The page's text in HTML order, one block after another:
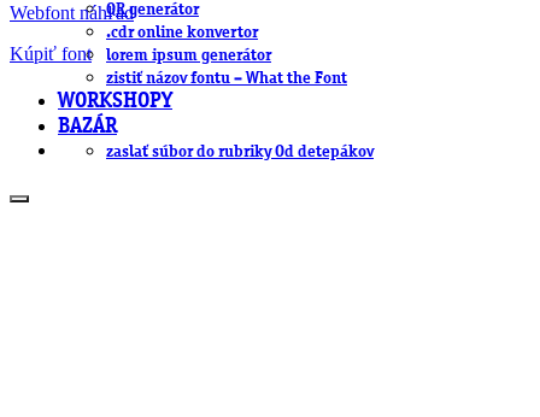
QR generátor
.cdr online konvertor
lorem ipsum generátor
zistiť názov fontu – What the Font
WORKSHOPY
BAZÁR
zaslať súbor do rubriky Od detepákov
Webfont náhľad
Kúpiť font